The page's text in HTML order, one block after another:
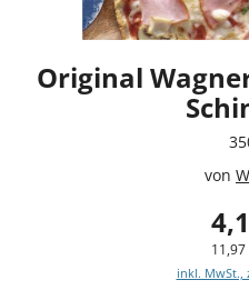
Original
von
inkl. MwSt.,